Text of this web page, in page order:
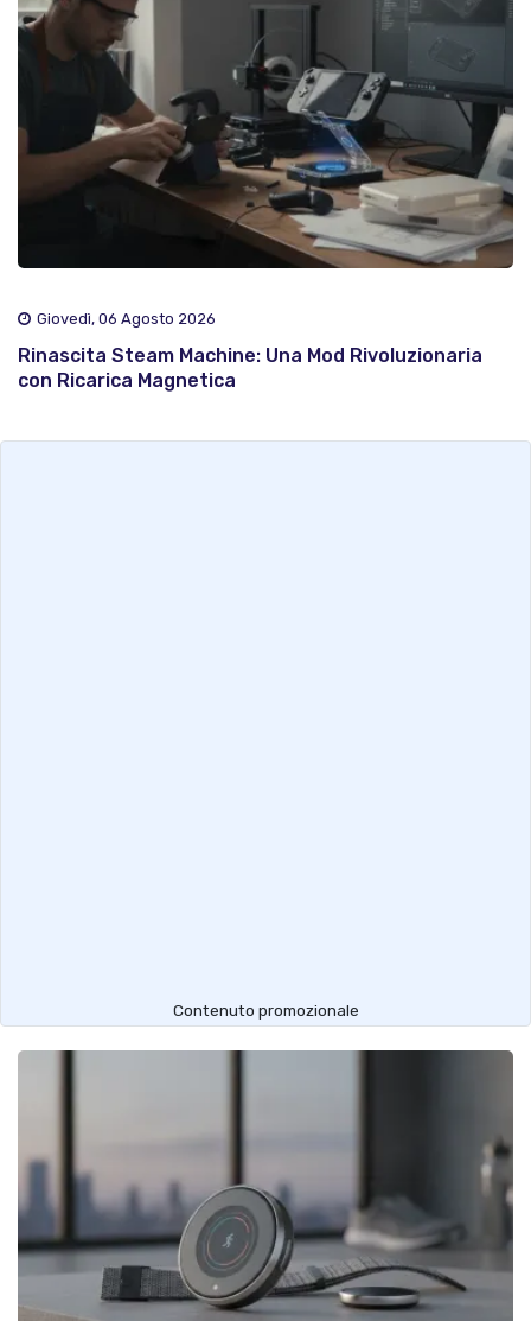
Giovedì, 06 Agosto 2026
Rinascita Steam Machine: Una Mod Rivoluzionaria
con Ricarica Magnetica
Contenuto promozionale